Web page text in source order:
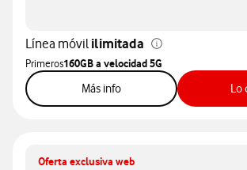
Línea móvililimitada
Primeros160GB a velocidad 5G
Más infosobre tarifa móvil 150GB
Lo
Oferta exclusiva web